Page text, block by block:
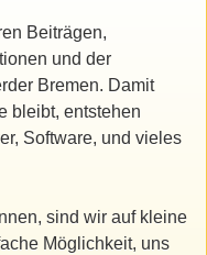
Beiträgen,
und der
Bremen. Damit
bleibt, entstehen
Software, und vieles
sind wir auf kleine
Möglichkeit, uns